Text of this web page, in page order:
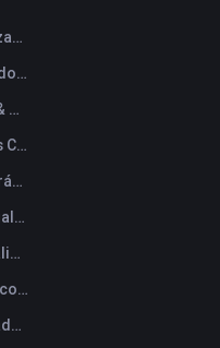
NFLX (Netflix) & Gráficos Atualizados em Tempo Real
UBER (Uber) & Gráficos Atualizados em Tempo Real
AMD (Advanced Micro Devices) & Gráficos Atualizados em Tempo Real
SAMSUNG (Samsung Electronics Co., Ltd) & Gráficos Atualizados em Tempo Real
OPENAI (OpenAI Group PBC) & Gráficos Atualizados em Tempo Real
COPPER (Copper) & Gráficos Atualizados em Tempo Real
ULTIMA (Ultima) & Gráficos Atualizados em Tempo Real
MU (Micron Technology) & Gráficos Atualizados em Tempo Real
PEAK (PEAK) & Gráficos Atualizados em Tempo Real